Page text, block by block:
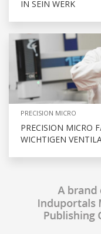
N SEIN WERK
PRECISION MICRO
PRECISION MICRO
WICHTIGEN